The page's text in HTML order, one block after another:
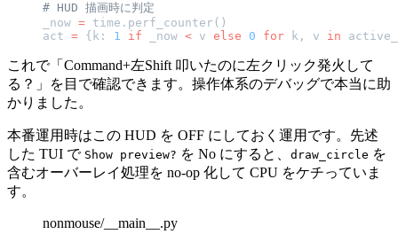
# HUD 描画時に判定
_now = time.perf_counter()
act = {k: 1 if _now < v else 0 for k, v in
これで「Command+左Shift 叩いたのに左クリック発火して
る？」を目で確認できます。操作体系のデバッグで本当に助
かりました。
本番運用時はこの HUD を OFF にしておく運用です。先述
した TUI で Show preview? を No にすると、 draw_circle を
含むオーバーレイ処理を no-op 化して CPU をケチっていま
す。
nonmouse/__main__.py